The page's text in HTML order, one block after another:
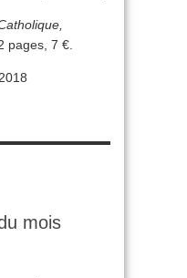
pages, 7 €.
mois